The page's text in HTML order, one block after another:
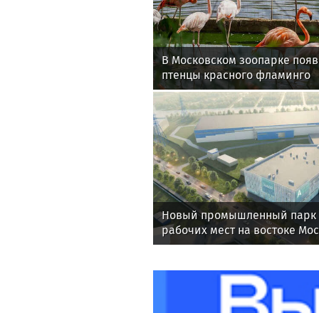
В Московском зоопарке
птенцы красного фламинго
Новый промышленный парк
рабочих мест на востоке